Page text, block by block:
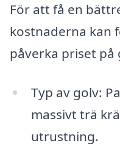
För att få en
kostnaderna kan
påverka priset på
Typ av golv:
massivt trä
utrustning.